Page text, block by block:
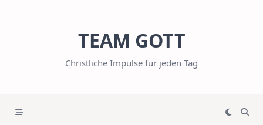
TEAM GOTT
Christliche Impulse für jeden Tag